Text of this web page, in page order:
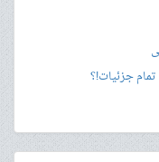
جزئیات!؟